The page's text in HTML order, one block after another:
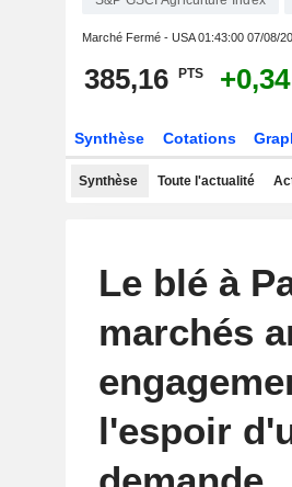
Marché Fermé - USA01:43:00 07/08/
385,16 PTS
Synthèse Cotations
Synthèse Toute l'actualité
Le blé à
marchés
l'espoir